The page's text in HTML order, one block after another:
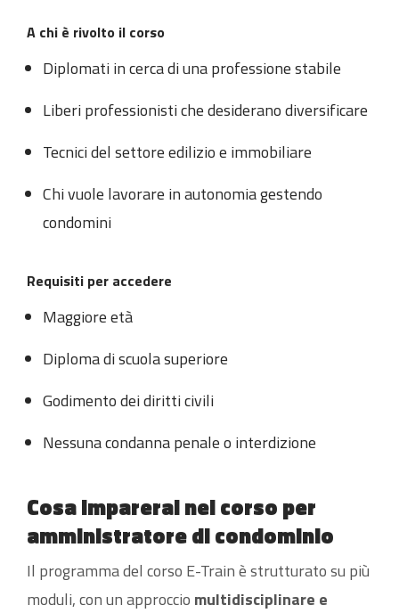
A chi è rivolto il corso
Diplomati in cerca di una professione stabile
Liberi professionisti che desiderano diversificare
Tecnici del settore edilizio e immobiliare
Chi vuole lavorare in autonomia gestendo
condomini
Requisiti per accedere
Maggiore età
Diploma di scuola superiore
Godimento dei diritti civili
Nessuna condanna penale o interdizione
Cosa imparerai nel corso per
amministratore di condominio
Il programma del corso E-Train è strutturato su più
moduli, con un approccio multidisciplinare e